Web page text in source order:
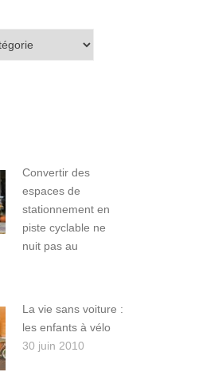
Convertir des
espaces de
stationnement en
piste cyclable ne
nuit pas au
La vie sans voiture :
les enfants à vélo
30 juin 2010